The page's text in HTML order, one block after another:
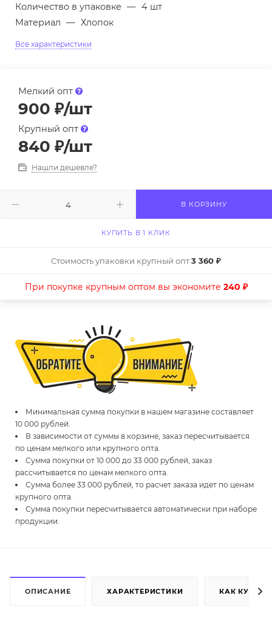
Количество в упаковке — 4 шт
Материал — Хлопок
Все характеристики
Мелкий опт
900 ₽/шт
Крупный опт
840 ₽/шт
Нашли дешевле?
В КОРЗИНУ
КУПИТЬ В 1 КЛИК
Стоимость упаковки крупный опт3 360 ₽
При покупке крупным оптом вы экономите 240 ₽
Минимальная сумма покупки в нашем магазине составляет
10 000 рублей.
В зависимости от суммы в корзине, заказ пересчитывается
по ценам мелкого или крупного опта.
Сумма покупки от 10 000 до 33 000 рублей, заказ
рассчитывается по ценам мелкого опта.
Сумма более 33 000 рублей, то расчет заказа идет по ценам
крупного опта.
Сумма покупки пересчитывается автоматически при наборе
продукции.
ОПИСАНИЕ ХАРАКТЕРИСТИКИ КАК КУПИТЬ